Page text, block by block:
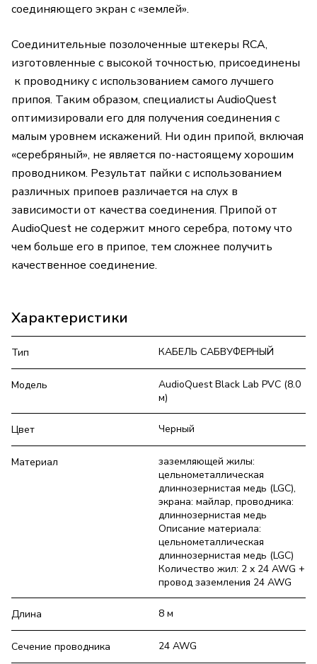
соединяющего экран с «землей».
Соединительные позолоченные штекеры RCA,
изготовленные с высокой точностью, присоединены
к проводнику с использованием самого лучшего
припоя. Таким образом, специалисты AudioQuest
оптимизировали его для получения соединения с
малым уровнем искажений. Ни один припой, включая
«серебряный», не является по-настоящему хорошим
проводником. Результат пайки с использованием
различных припоев различается на слух в
зависимости от качества соединения. Припой от
AudioQuest не содержит много серебра, потому что
чем больше его в припое, тем сложнее получить
качественное соединение.
Характеристики
Тип КАБЕЛЬ САБВУФЕРНЫЙ
Модель
AudioQuest Black Lab PVC (8.0
м)
Цвет Черный
Материал
заземляющей жилы:
цельнометаллическая
длиннозернистая медь (LGC),
экрана: майлар, проводника:
длиннозернистая медь
Описание материала:
цельнометаллическая
длиннозернистая медь (LGC)
Количество жил: 2 x 24 AWG +
провод заземления 24 AWG
Длина 8 м
Сечение проводника 24 AWG